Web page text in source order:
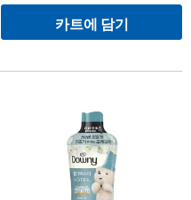
카트에 담기